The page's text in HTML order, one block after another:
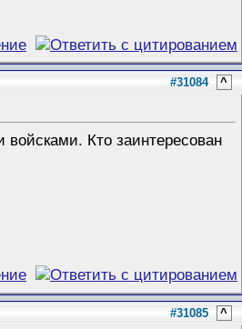
#31084 ^
Кто заинтересован
#31085 ^